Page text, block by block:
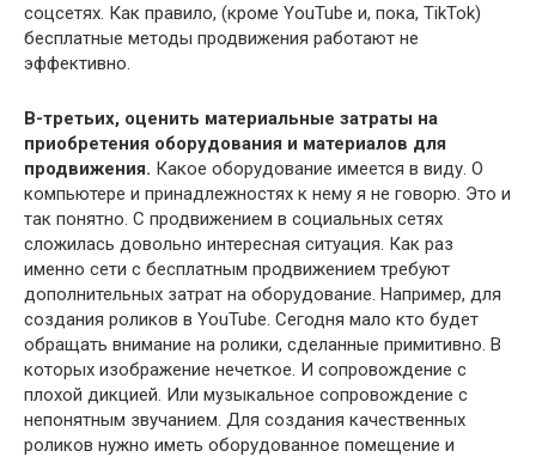
соцсетях. Как правило, (кроме YouTube и, пока, TikTok)
бесплатные методы продвижения работают не
эффективно.
В-третьих, оценить материальные затраты на
приобретения оборудования и материалов для
продвижения. Какое оборудование имеется в виду. О
компьютере и принадлежностях к нему я не говорю. Это и
так понятно. С продвижением в социальных сетях
сложилась довольно интересная ситуация. Как раз
именно сети с бесплатным продвижением требуют
дополнительных затрат на оборудование. Например, для
создания роликов в YouTube. Сегодня мало кто будет
обращать внимание на ролики, сделанные примитивно. В
которых изображение нечеткое. И сопровождение с
плохой дикцией. Или музыкальное сопровождение с
непонятным звучанием. Для создания качественных
роликов нужно иметь оборудованное помещение и